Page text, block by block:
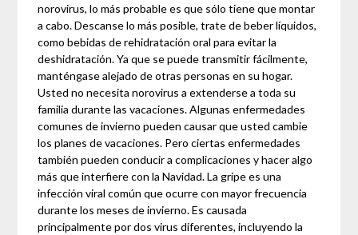
norovirus, lo más probable es que sólo tiene que montar
a cabo. Descanse lo más posible, trate de beber líquidos,
como bebidas de rehidratación oral para evitar la
deshidratación. Ya que se puede transmitir fácilmente,
manténgase alejado de otras personas en su hogar.
Usted no necesita norovirus a extenderse a toda su
familia durante las vacaciones. Algunas enfermedades
comunes de invierno pueden causar que usted cambie
los planes de vacaciones. Pero ciertas enfermedades
también pueden conducir a complicaciones y hacer algo
más que interfiere con la Navidad. La gripe es una
infección viral común que ocurre con mayor frecuencia
durante los meses de invierno. Es causada
principalmente por dos virus diferentes, incluyendo la